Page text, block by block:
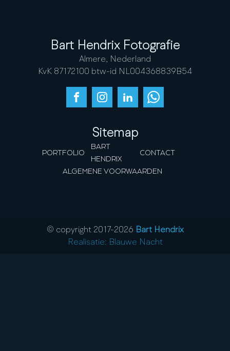
Bart Hendrix Fotografie
Almere, Nederland
KvK 87172100 btw-id NL004368839B54
Sitemap
PORTFOLIO
BART
HENDRIX
CONTACT
ALGEMENE VOORWAARDEN
© copyright 2017-2026 Bart Hendrix
Realisatie: Blauwe Nacht